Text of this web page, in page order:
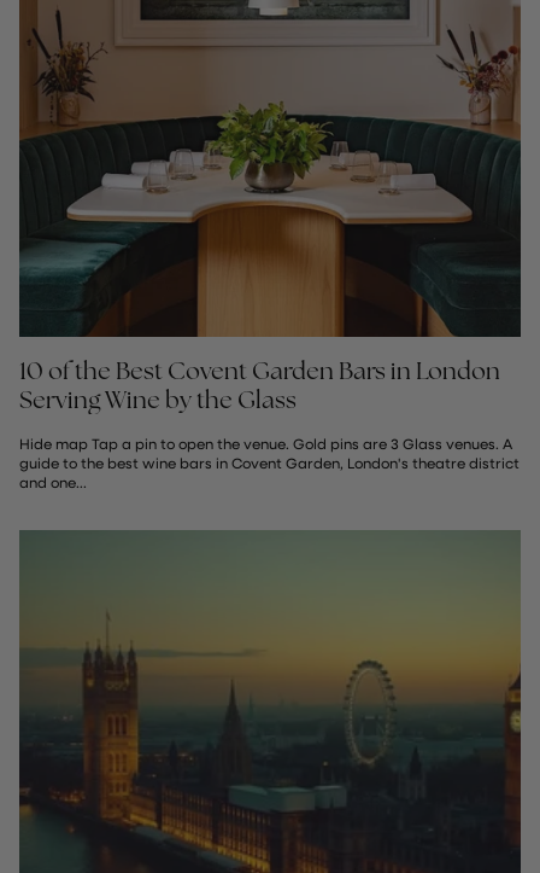
10 of the Best Covent Garden Bars in London
Serving Wine by the Glass
Hide map Tap a pin to open the venue. Gold pins are 3 Glass venues. A
guide to the best wine bars in Covent Garden, London's theatre district
and one...